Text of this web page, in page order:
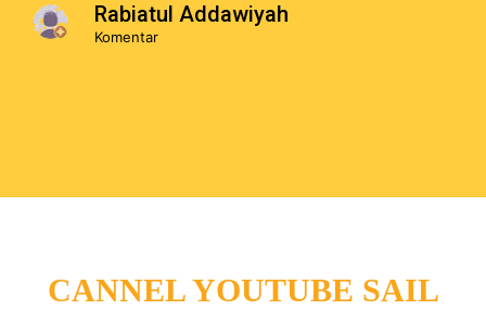
Rabiatul Addawiyah
Komentar
CANNEL YOUTUBE SAIL